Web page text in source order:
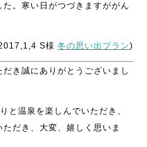
。寒い日がつづきますががん
S様 冬の思い出プラン)
き誠にありがとうございまし
と温泉を楽しんでいただき、
だき、大変、嬉しく思いま